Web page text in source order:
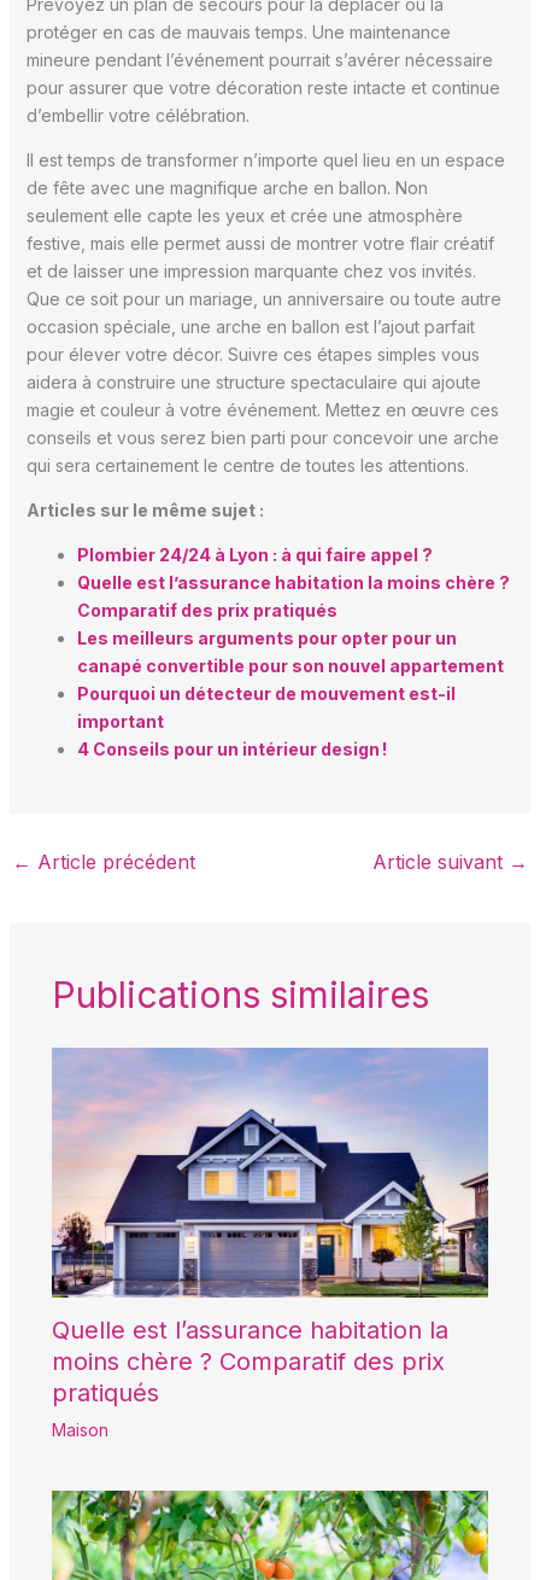
Prévoyez un plan de secours pour la déplacer ou la
protéger en cas de mauvais temps. Une maintenance
mineure pendant l’événement pourrait s’avérer nécessaire
pour assurer que votre décoration reste intacte et continue
d’embellir votre célébration.
Il est temps de transformer n’importe quel lieu en un espace
de fête avec une magnifique arche en ballon. Non
seulement elle capte les yeux et crée une atmosphère
festive, mais elle permet aussi de montrer votre flair créatif
et de laisser une impression marquante chez vos invités.
Que ce soit pour un mariage, un anniversaire ou toute autre
occasion spéciale, une arche en ballon est l’ajout parfait
pour élever votre décor. Suivre ces étapes simples vous
aidera à construire une structure spectaculaire qui ajoute
magie et couleur à votre événement. Mettez en œuvre ces
conseils et vous serez bien parti pour concevoir une arche
qui sera certainement le centre de toutes les attentions.
Articles sur le même sujet :
Plombier 24/24 à Lyon : à qui faire appel ?
Quelle est l’assurance habitation la moins chère ?
Comparatif des prix pratiqués
Les meilleurs arguments pour opter pour un
canapé convertible pour son nouvel appartement
Pourquoi un détecteur de mouvement est-il
important
4 Conseils pour un intérieur design !
← Article précédent Article suivant →
Publications similaires
Quelle est l’assurance habitation la
moins chère ? Comparatif des prix
pratiqués
Maison